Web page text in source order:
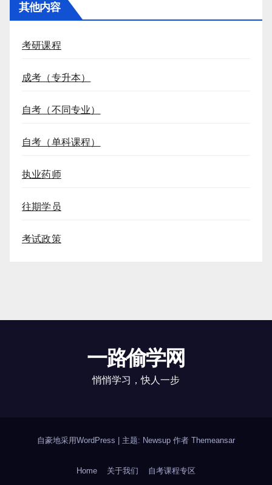
其他内容
考研课程
成考（专升本）
自考（不同专业）
自考（单科课程）
执业药师
往期学员
考试政策
一路偷学网
悄悄学习，快人一步
自豪地采用WordPress 主题: Newsup 作者 Themeansar
Home 关于我们 自考课程专区